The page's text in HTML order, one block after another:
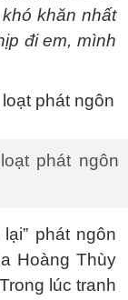
khăn nhất
đi em, mình
phát ngôn
phát ngôn
Hoàng Thùy
lúc tranh